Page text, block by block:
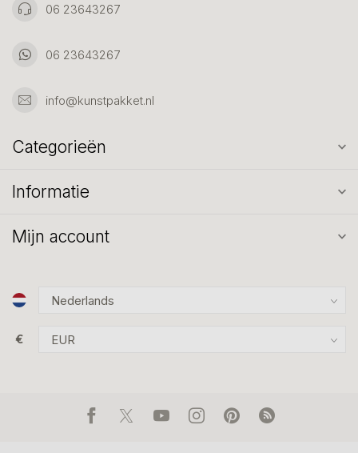
06 23643267
06 23643267
info@kunstpakket.nl
Categorieën
Informatie
Mijn account
€